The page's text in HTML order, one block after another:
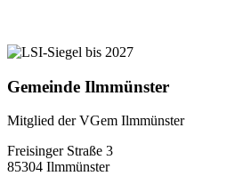
Gemeinde Ilmmünster
Mitglied der VGem Ilmmünster
Freisinger Straße 3
85304 Ilmmünster